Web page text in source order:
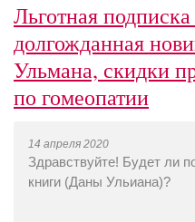
Льготная
долгожданная
Ульмана, скидки
по гомеопатии
14 апреля 2020
Здравствуйте! Будет ли
книги (Даны Ульиана)?